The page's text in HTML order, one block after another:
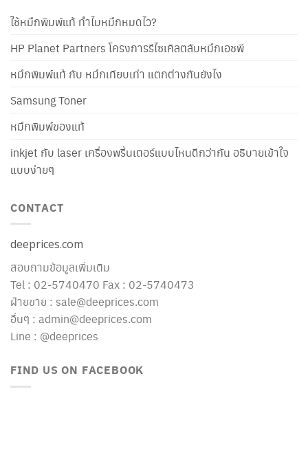
ใช้หมึกพิมพ์แท้ ทำไมหมึกหมดไว?
HP Planet Partners โครงการรีไซเคิลตลับหมึกเอชพี
หมึกพิมพ์แท้ กับ หมึกเทียบเท่า แตกต่างกันยังไง
Samsung Toner
หมึกพิมพ์ของแท้
inkjet กับ laser เครื่องพริ้นเตอร์แบบไหนดีกว่ากัน อธิบายเข้าใจ
แบบง่ายๆ
CONTACT
deeprices.com
สอบถามข้อมูลเพิ่มเติม
Tel : 02-5740470 Fax : 02-5740473
ฝ่ายขาย : sale@deeprices.com
อื่นๆ : admin@deeprices.com
Line : @deeprices
FIND US ON FACEBOOK